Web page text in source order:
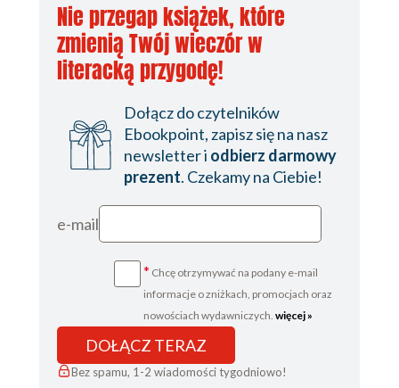
Nie przegap książek, które
zmienią Twój wieczór w
literacką przygodę!
Dołącz do czytelników
Ebookpoint, zapisz się na nasz
newsletter i odbierz darmowy
prezent. Czekamy na Ciebie!
e-mail
* Chcę otrzymywać na podany e-mail
informacje o zniżkach, promocjach oraz
nowościach wydawniczych. więcej »
DOŁĄCZ TERAZ
Bez spamu, 1-2 wiadomości tygodniowo!